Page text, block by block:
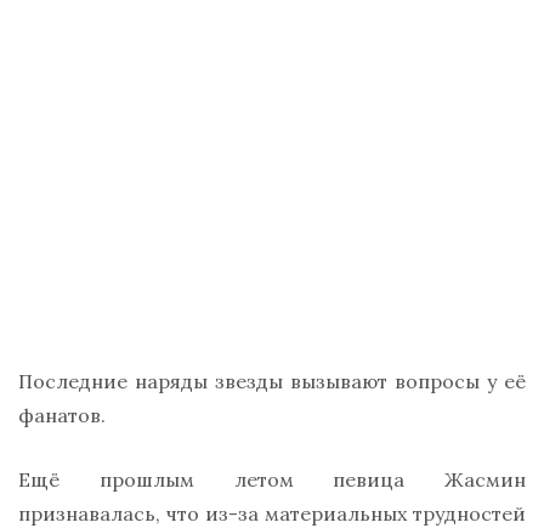
Последние наряды звезды вызывают вопросы у её
фанатов.
Ещё прошлым летом певица Жасмин
признавалась, что из-за материальных трудностей